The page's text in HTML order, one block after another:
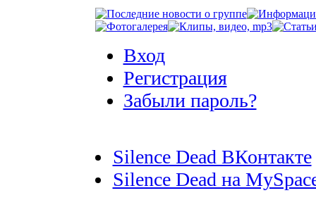
Вход
Регистрация
Забыли пароль?
Silence Dead ВКонтакте
Silence Dead на